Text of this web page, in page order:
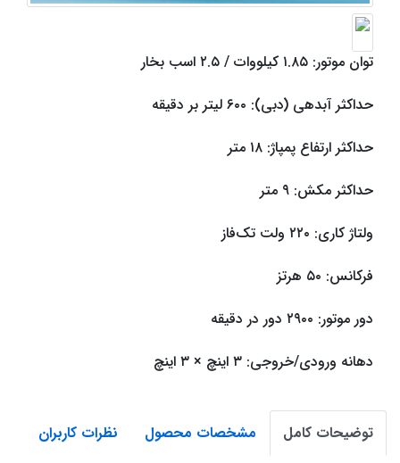
توان موتور: ۱.۸۵ کیلووات / ۲.۵ اسب بخار
حداکثر آبدهی (دبی): ۶۰۰ لیتر بر دقیقه
حداکثر ارتفاع پمپاژ: ۱۸ متر
حداکثر مکش: ۹ متر
ولتاژ کاری: ۲۲۰ ولت تک‌فاز
فرکانس: ۵۰ هرتز
دور موتور: ۲۹۰۰ دور در دقیقه
دهانه ورودی/خروجی: ۳ اینچ × ۳ اینچ
توضیحات کامل مشخصات محصول
نظرات کاربران